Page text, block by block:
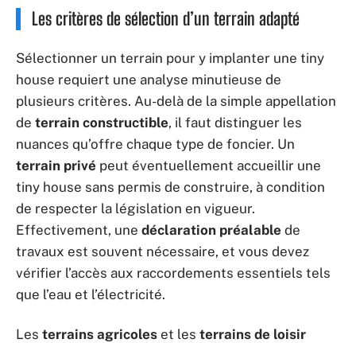
Les critères de sélection d’un terrain adapté
Sélectionner un terrain pour y implanter une tiny
house requiert une analyse minutieuse de
plusieurs critères. Au-delà de la simple appellation
de terrain constructible, il faut distinguer les
nuances qu’offre chaque type de foncier. Un
terrain privé peut éventuellement accueillir une
tiny house sans permis de construire, à condition
de respecter la législation en vigueur.
Effectivement, une déclaration préalable de
travaux est souvent nécessaire, et vous devez
vérifier l’accès aux raccordements essentiels tels
que l’eau et l’électricité.
Les terrains agricoles et les terrains de loisir